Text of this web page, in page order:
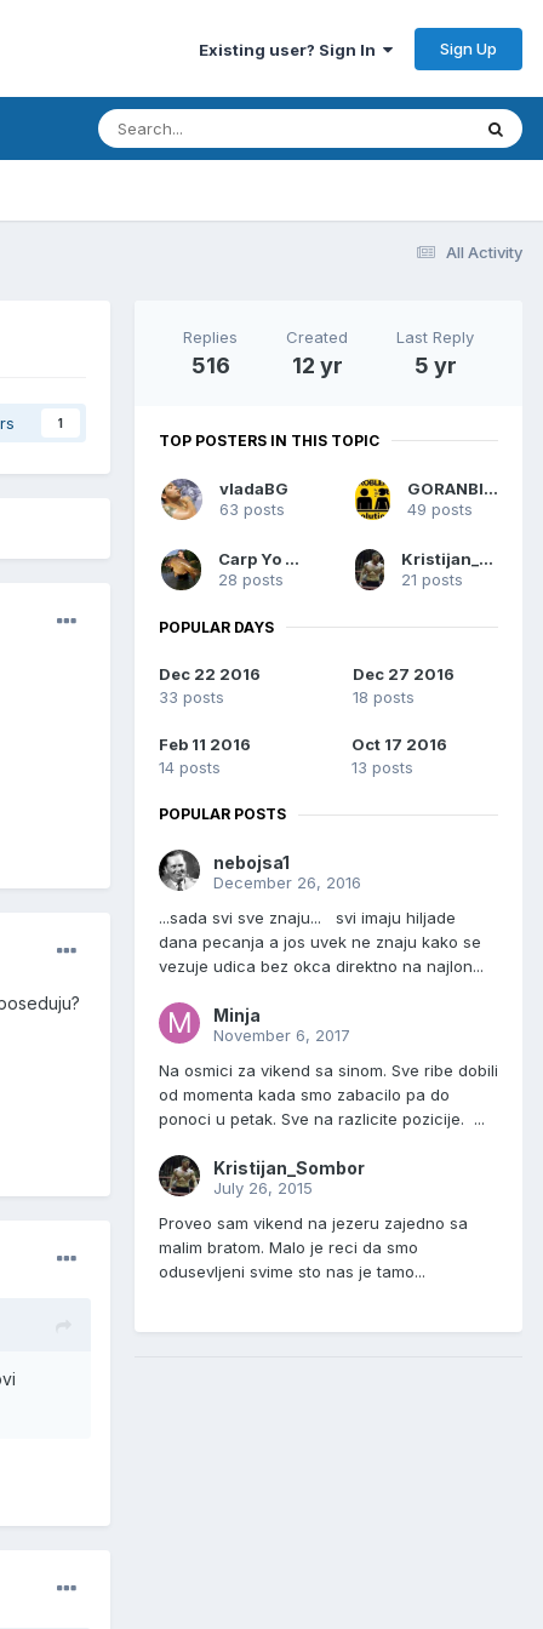
Existing user? Sign In Sign Up
All Activity
1
Replies
516
Created
12 yr
Last Reply
5 yr
TOP POSTERS IN THIS TOPIC
vladaBG
63 posts
GORANBILLY
49 posts
Carp Yo Yo
28 posts
Kristijan_Sombor
21 posts
POPULAR DAYS
Dec 22 2016
33 posts
Dec 27 2016
18 posts
Feb 11 2016
14 posts
Oct 17 2016
13 posts
POPULAR POSTS
nebojsa1
December 26, 2016
...sada svi sve znaju... svi imaju hiljade
dana pecanja a jos uvek ne znaju kako se
vezuje udica bez okca direktno na najlon...
Minja
November 6, 2017
Na osmici za vikend sa sinom. Sve ribe dobili
od momenta kada smo zabacilo pa do
ponoci u petak. Sve na razlicite pozicije. ...
Kristijan_Sombor
July 26, 2015
Proveo sam vikend na jezeru zajedno sa
malim bratom. Malo je reci da smo
odusevljeni svime sto nas je tamo...